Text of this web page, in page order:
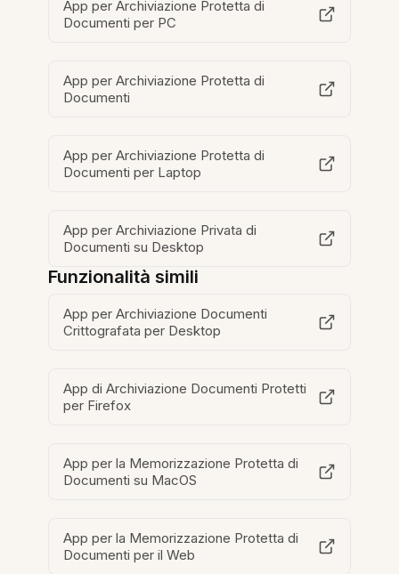
App per Archiviazione Protetta di
Documenti per PC
App per Archiviazione Protetta di
Documenti
App per Archiviazione Protetta di
Documenti per Laptop
App per Archiviazione Privata di
Documenti su Desktop
Funzionalità simili
App per Archiviazione Documenti
Crittografata per Desktop
App di Archiviazione Documenti Protetti
per Firefox
App per la Memorizzazione Protetta di
Documenti su MacOS
App per la Memorizzazione Protetta di
Documenti per il Web